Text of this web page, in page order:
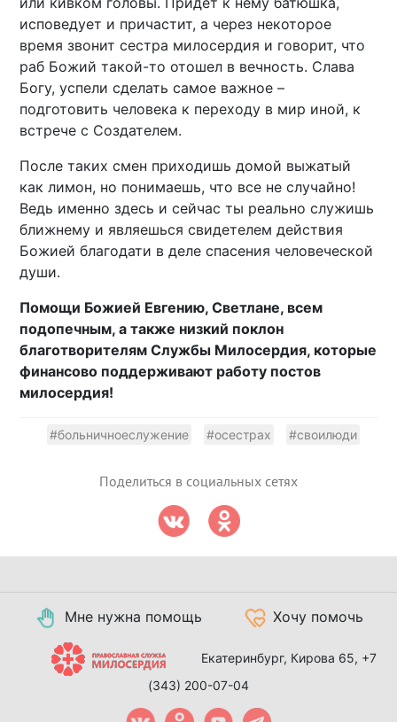
исповедует и причастит, а через некоторое
время звонит сестра милосердия и говорит, что
раб Божий такой-то отошел в вечность. Слава
Богу, успели сделать самое важное –
подготовить человека к переходу в мир иной, к
встрече с Создателем.
После таких смен приходишь домой выжатый
как лимон, но понимаешь, что все не случайно!
Ведь именно здесь и сейчас ты реально служишь
ближнему и являешься свидетелем действия
Божией благодати в деле спасения человеческой
души.
Помощи Божией Евгению, Светлане, всем
подопечным, а также низкий поклон
благотворителям Службы Милосердия, которые
финансово поддерживают работу постов
милосердия!
#больничноеслужение #осестрах #своилюди
Поделиться в социальных сетях
Мне нужна помощь Хочу помочь
Екатеринбург, Кирова 65, +7
(343) 200-07-04